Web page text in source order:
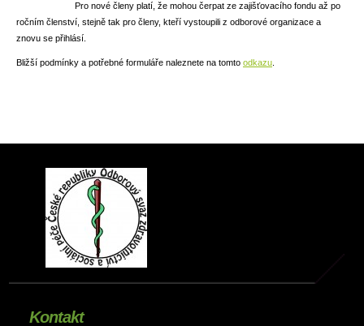
Pro nové členy platí, že mohou čerpat ze zajišťovacího fondu až po
ročním členství, stejně tak pro členy, kteří vystoupili z odborové organizace a
znovu se přihlásí.
Bližší podmínky a potřebné formuláře naleznete na tomto odkazu
Kontakt